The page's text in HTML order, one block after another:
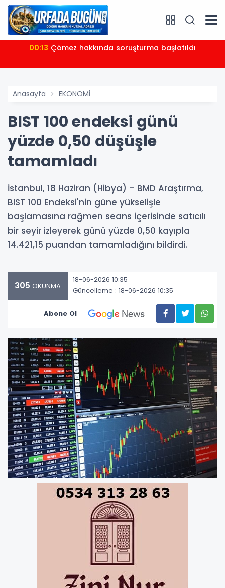
00:13 Çömez hakkında soruşturma başlatıldı
Anasayfa EKONOMİ
BIST 100 endeksi günü
yüzde 0,50 düşüşle
tamamladı
İstanbul, 18 Haziran (Hibya) – BMD Araştırma,
BIST 100 Endeksi'nin güne yükselişle
başlamasına rağmen seans içerisinde satıcılı
bir seyir izleyerek günü yüzde 0,50 kayıpla
14.421,15 puandan tamamladığını bildirdi.
305 OKUNMA
18-06-2026 10:35
Güncelleme : 18-06-2026 10:35
Abone Ol